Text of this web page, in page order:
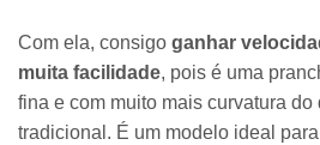
Com ela, consigo ganhar
muita facilidade, pois é uma
fina e com muito mais curvatura do
tradicional. É um modelo ideal